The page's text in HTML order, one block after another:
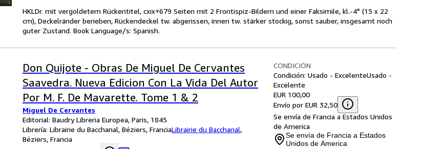
HKLDr. mit vergoldetem Rückentitel, cxix+679 Seiten mit 2 Frontispiz-Bildern und einer Faksimile, kl.-4° (15 x 22
cm), Deckelränder berieben, Rückendeckel tw. abgerissen, innen tw. stärker stockig, sonst sauber, insgesamt noch
guter Zustand. Book Language/s: Spanish.
Don Quijote - Obras De Miguel De Cervantes
Saavedra. Nueva Edicion Con La Vida Del Autor
Por M. F. De Mavarette. Tome 1 & 2
Miguel De Cervantes
Editorial: Baudry Libreria Europea, Paris, 1845
Librería: Librairie du Bacchanal, Béziers, FranciaLibrairie du Bacchanal,
Béziers, Francia
CONDICIÓN
Condición: Usado - ExcelenteUsado -
Excelente
EUR 100,00
Envío por EUR 32,50
Se envía de Francia a Estados Unidos
de America
Se envía de Francia a Estados
Unidos de America